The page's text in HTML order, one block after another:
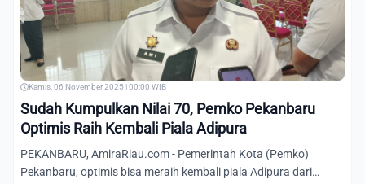
Kamis, 06 November 2025 | 00:00 WIB
Sudah Kumpulkan Nilai 70, Pemko Pekanbaru
Optimis Raih Kembali Piala Adipura
PEKANBARU, AmiraRiau.com - Pemerintah Kota (Pemko)
Pekanbaru, optimis bisa meraih kembali piala Adipura dari